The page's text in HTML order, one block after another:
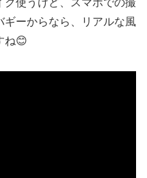
使うけど、スマホでの撮
ーからなら、リアルな風
ね😊